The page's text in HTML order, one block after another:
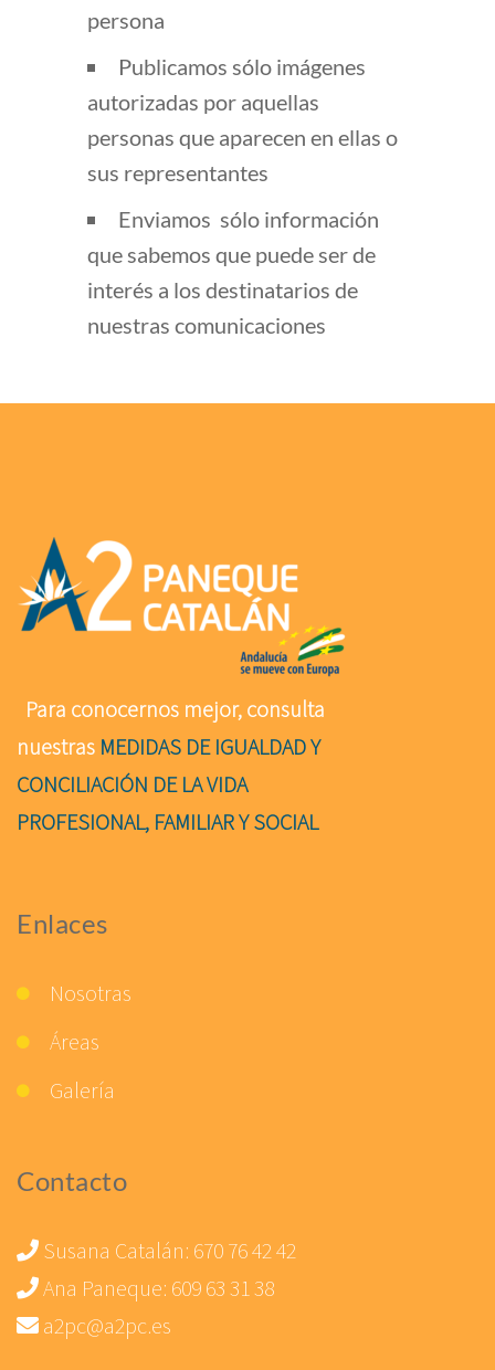
persona
Publicamos sólo imágenes
autorizadas por aquellas
personas que aparecen en ellas o
sus representantes
Enviamos sólo información
que sabemos que puede ser de
interés a los destinatarios de
nuestras comunicaciones
Para conocernos mejor, consulta
nuestras MEDIDAS DE IGUALDAD Y
CONCILIACIÓN DE LA VIDA
PROFESIONAL, FAMILIAR Y SOCIAL
Enlaces
Nosotras
Áreas
Galería
Contacto
Susana Catalán: 670 76 42 42
Ana Paneque: 609 63 31 38
a2pc@a2pc.es